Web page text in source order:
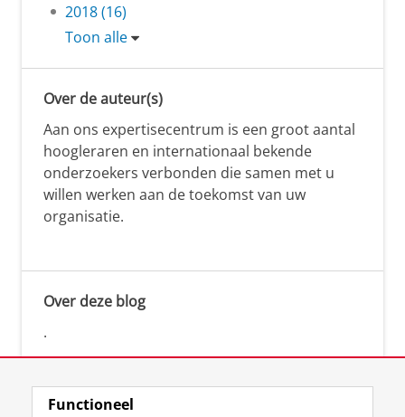
2018 (16)
Toon alle
Over de auteur(s)
Aan ons expertisecentrum is een groot aantal
hoogleraren en internationaal bekende
onderzoekers verbonden die samen met u
willen werken aan de toekomst van uw
organisatie.
Over deze blog
.
Functioneel